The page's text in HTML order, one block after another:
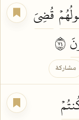
قُضِيَ
مشاركة